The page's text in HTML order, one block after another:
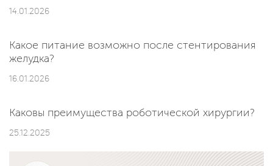
14.01.2026
Какое питание возможно после стентирования
желудка?
16.01.2026
Каковы преимущества роботической хирургии?
25.12.2025